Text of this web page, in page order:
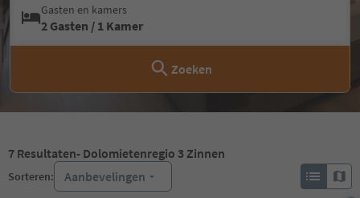
Gasten en kamers
2 Gasten / 1 Kamer
Zoeken
7 Resultaten- Dolomietenregio 3 Zinnen
Sorteren: Aanbevelingen